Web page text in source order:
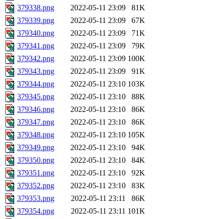
379338.png
2022-05-11 23:09
81K
379339.png
2022-05-11 23:09
67K
379340.png
2022-05-11 23:09
71K
379341.png
2022-05-11 23:09
79K
379342.png
2022-05-11 23:09 100K
379343.png
2022-05-11 23:09
91K
379344.png
2022-05-11 23:10 103K
379345.png
2022-05-11 23:10
88K
379346.png
2022-05-11 23:10
86K
379347.png
2022-05-11 23:10
86K
379348.png
2022-05-11 23:10 105K
379349.png
2022-05-11 23:10
94K
379350.png
2022-05-11 23:10
84K
379351.png
2022-05-11 23:10
92K
379352.png
2022-05-11 23:10
83K
379353.png
2022-05-11 23:11
86K
379354.png
2022-05-11 23:11 101K